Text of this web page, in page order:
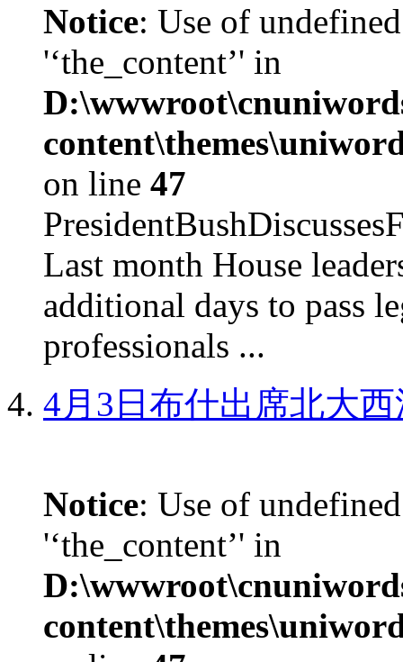
Notice: Use of
'‘the_content’' in
on line 47
Last month House
additional days to pass
professionals ...
4月3日布什出席北大
Notice: Use of
'‘the_content’' in